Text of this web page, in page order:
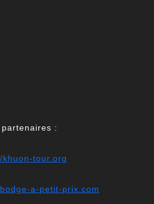
partenaires :
khuon-tour.org
a-petit-prix.com